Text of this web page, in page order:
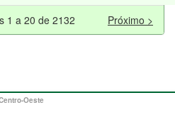
1 a 20 de 2132 Próximo >
Oeste